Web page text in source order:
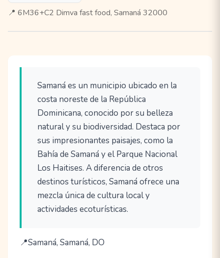
📍 6M36+C2 Dimva fast food, Samaná 32000
Samaná es un municipio ubicado en la
costa noreste de la República
Dominicana, conocido por su belleza
natural y su biodiversidad. Destaca por
sus impresionantes paisajes, como la
Bahía de Samaná y el Parque Nacional
Los Haitises. A diferencia de otros
destinos turísticos, Samaná ofrece una
mezcla única de cultura local y
actividades ecoturísticas.
Samaná, Samaná, DO